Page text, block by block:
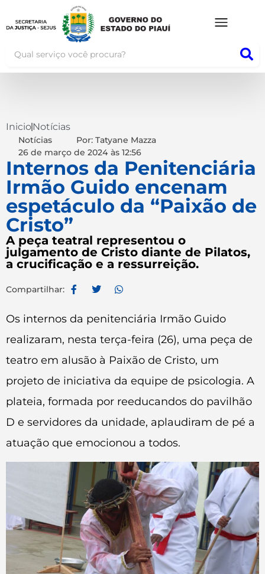
InicioNotícias
Notícias
Por: Tatyane Mazza
26 de março de 2024 às 12:56
Internos da Penitenciária
Irmão Guido encenam
espetáculo da “Paixão de
Cristo”
A peça teatral representou o
julgamento de Cristo diante de Pilatos,
a crucificação e a ressurreição.
Compartilhar:
Os internos da penitenciária Irmão Guido
realizaram, nesta terça-feira (26), uma peça de
teatro em alusão à Paixão de Cristo, um
projeto de iniciativa da equipe de psicologia. A
plateia, formada por reeducandos do pavilhão
D e servidores da unidade, aplaudiram de pé a
atuação que emocionou a todos.